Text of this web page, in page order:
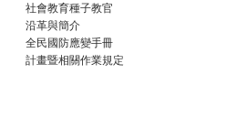
社會教育種子教官
沿革與簡介
全民國防應變手冊
計畫暨相關作業規定